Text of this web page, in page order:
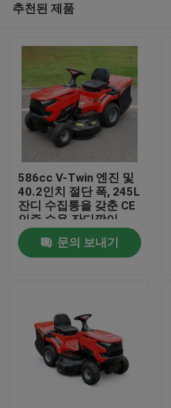
집
비디오
우리 에 관한 것
추천된 제품
586cc V-Twin 엔진 및
40.2인치 절단 폭, 245L
잔디 수집통을 갖춘 CE
인증 승용 잔디깎이
문의 보내기